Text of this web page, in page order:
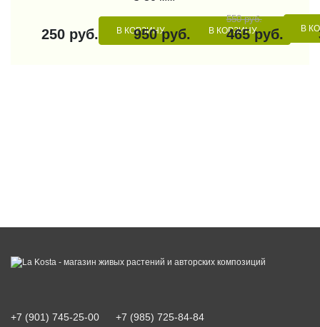
250 руб. В КОРЗИНУ
950 руб. В КОРЗИНУ
550 руб.
465 руб. В
+7 (901) 745-25-00
+7 (985) 725-84-84